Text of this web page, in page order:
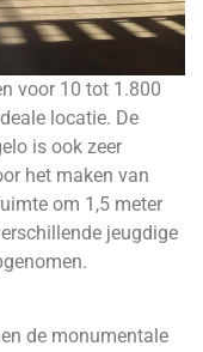
voor 10 tot 1.800
locatie. De
is ook zeer
het maken van
om 1,5 meter
jeugdige
de monumentale